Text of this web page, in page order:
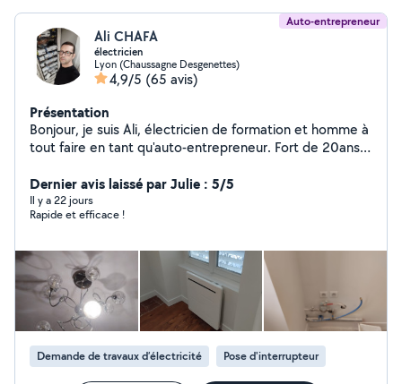
Auto-entrepreneur
Ali CHAFA
électricien
Lyon (Chaussagne Desgenettes)
4,9/5 (65 avis)
Présentation
Bonjour, je suis Ali, électricien de formation et homme à
tout faire en tant qu'auto-entrepreneur. Fort de 20ans
l'électricité en particulier, je propose une large gamme
de services pour répondre à vos besoins en bricolage,
entretien et dépannage. Sérieux, réactif , je suis
vous aillez une envie de changement de votre
interieures (peinture, lumieres,meubles,eviers,lavabo,
cuvettes de wc ) ou une necessité de rénovation, je suis
votre homme, n'hesitez pas à me solliciter services
proposés : Électricité (installation, dépannage, mise aux
normes) Montage de meubles (IKEA, Conforama, etc.),
Installation tout type de rideaux Pose d'étagères,
cadres, tringles, lustres , suspensions, luminaires
Dernier avis laissé par Julie : 5/5
Il y a 22 jours
Rapide et efficace !
Demande de travaux d’électricité Pose d'interrupteur